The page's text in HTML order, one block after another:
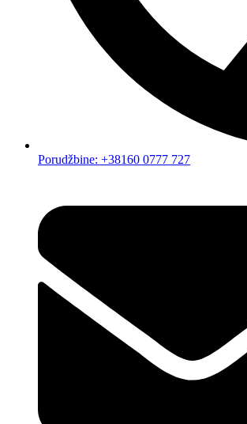
Porudžbine: +38160 0777 727